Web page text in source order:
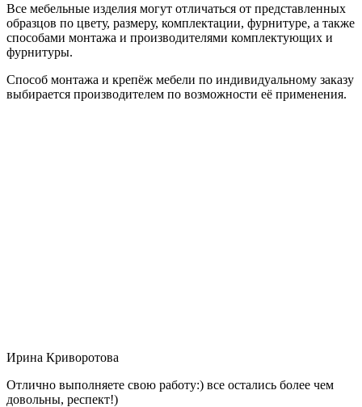
Все мебельные изделия могут отличаться от представленных
образцов по цвету, размеру, комплектации, фурнитуре, а также
способами монтажа и производителями комплектующих и
фурнитуры.
Способ монтажа и крепёж мебели по индивидуальному заказу
выбирается производителем по возможности её применения.
Ирина Криворотова
Отлично выполняете свою работу:) все остались более чем
довольны, респект!)